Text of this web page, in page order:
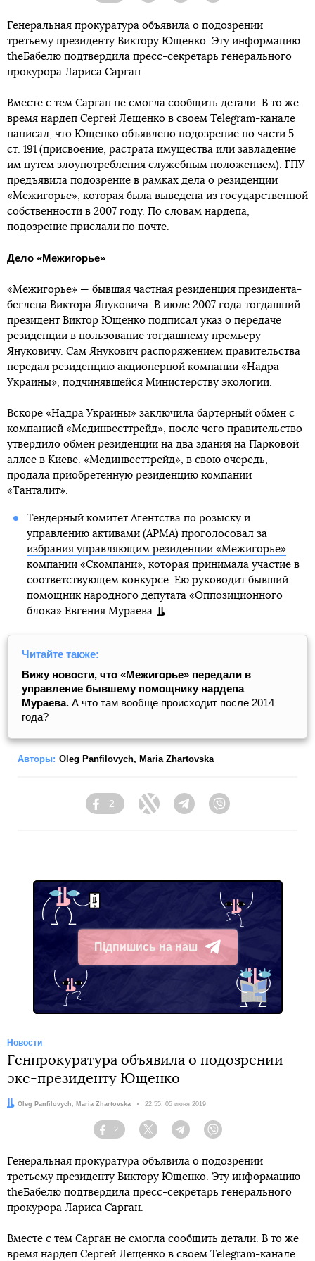
Генеральная прокуратура объявила о подозрении
третьему президенту Виктору Ющенко. Эту информацию
theБабелю подтвердила пресс-секретарь генерального
прокурора Лариса Сарган.
Вместе с тем Сарган не смогла сообщить детали. В то же
время нардеп Сергей Лещенко в своем Telegram-канале
написал, что Ющенко объявлено подозрение по части 5
ст. 191 (присвоение, растрата имущества или завладение
им путем злоупотребления служебным положением). ГПУ
предъявила подозрение в рамках дела о резиденции
«Межигорье», которая была выведена из государственной
собственности в 2007 году. По словам нардепа,
подозрение прислали по почте.
Дело «Межигорье»
«Межигорье» — бывшая частная резиденция президента-
беглеца Виктора Януковича. В июле 2007 года тогдашний
президент Виктор Ющенко подписал указ о передаче
резиденции в пользование тогдашнему премьеру
Януковичу. Сам Янукович распоряжением правительства
передал резиденцию акционерной компании «Надра
Украины», подчинявшейся Министерству экологии.
Вскоре «Надра Украины» заключила бартерный обмен с
компанией «Мединвесттрейд», после чего правительство
утвердило обмен резиденции на два здания на Парковой
аллее в Киеве. «Мединвесттрейд», в свою очередь,
продала приобретенную резиденцию компании
«Танталит».
Тендерный комитет Агентства по розыску и
управлению активами (АРМА) проголосовал за
избрания управляющим резиденции «Межигорье»
компании «Скомпани», которая принимала участие в
соответствующем конкурсе. Ею руководит бывший
помощник народного депутата «Оппозиционного
блока» Евгения Мураева.
Читайте также:
Вижу новости, что «Межигорье» передали в
управление бывшему помощнику нардепа
Мураева. А что там вообще происходит после 2014
года?
Авторы: Oleg Panfilovych, Maria Zhartovska
Facebook
2
Twitter TelegramViber
Підпишись на наш
Telegram
Новости
Генпрокуратура объявила о подозрении
экс-президенту Ющенко
Авторы:
Oleg Panfilovych , Maria Zhartovska Дата:
22:55, 05 июня 2019
Facebook
2
Twitter TelegramViber
Генеральная прокуратура объявила о подозрении
третьему президенту Виктору Ющенко. Эту информацию
theБабелю подтвердила пресс-секретарь генерального
прокурора Лариса Сарган.
Вместе с тем Сарган не смогла сообщить детали. В то же
время нардеп Сергей Лещенко в своем Telegram-канале